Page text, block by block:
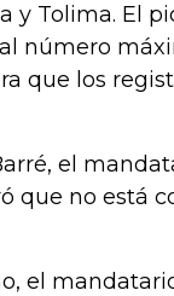
y Tolima. El
número
que los
el
que no está
el